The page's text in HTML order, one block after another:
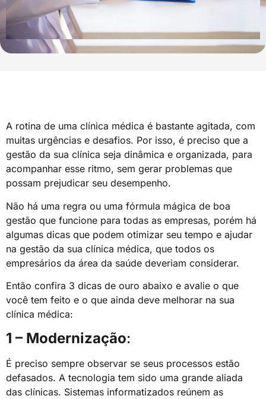
A rotina de uma clínica médica é bastante agitada, com
muitas urgências e desafios. Por isso, é preciso que a
gestão da sua clínica seja dinâmica e organizada, para
acompanhar esse ritmo, sem gerar problemas que
possam prejudicar seu desempenho.
Não há uma regra ou uma fórmula mágica de boa
gestão que funcione para todas as empresas, porém há
algumas dicas que podem otimizar seu tempo e ajudar
na gestão da sua clínica médica, que todos os
empresários da área da saúde deveriam considerar.
Então confira 3 dicas de ouro abaixo e avalie o que
você tem feito e o que ainda deve melhorar na sua
clínica médica:
1 – Modernização:
É preciso sempre observar se seus processos estão
defasados. A tecnologia tem sido uma grande aliada
das clínicas. Sistemas informatizados reúnem as